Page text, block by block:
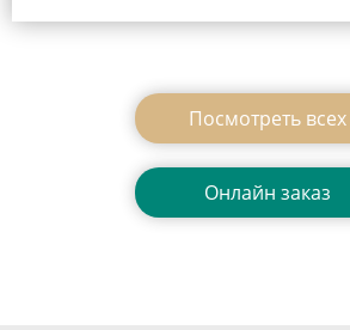
Посмотреть всеx
Онлайн заказ